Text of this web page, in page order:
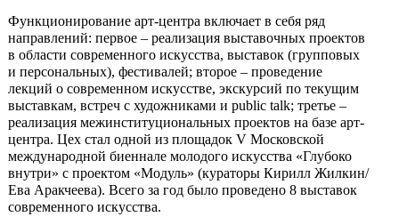
Функционирование арт-центра включает в себя ряд
направлений: первое – реализация выставочных проектов
в области современного искусства, выставок (групповых
и персональных), фестивалей; второе – проведение
лекций о современном искусстве, экскурсий по текущим
выставкам, встреч с художниками и public talk; третье –
реализация межинституциональных проектов на базе арт-
центра. Цех стал одной из площадок V Московской
международной биеннале молодого искусства «Глубоко
внутри» с проектом «Модуль» (кураторы Кирилл Жилкин/
Ева Аракчеева). Всего за год было проведено 8 выставок
современного искусства.